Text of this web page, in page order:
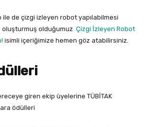
ile de çizgi izleyen robot yapılabilmesi
oluşturmuş olduğumuz Çizgi İzleyen Robot
isimli içeriğimize hemen göz atabilirsiniz.
giren ekip üyelerine TÜBİTAK
ödülleri